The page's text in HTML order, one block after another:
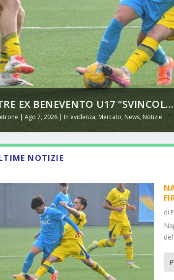
EX BENEVENTO U17 “SVINCOL...
|Ago 7, 2026 | In evidenza, Mercato,News, Notizie
NOTIZIE
di